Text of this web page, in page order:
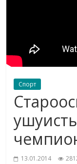
Спорт
13.01.2014